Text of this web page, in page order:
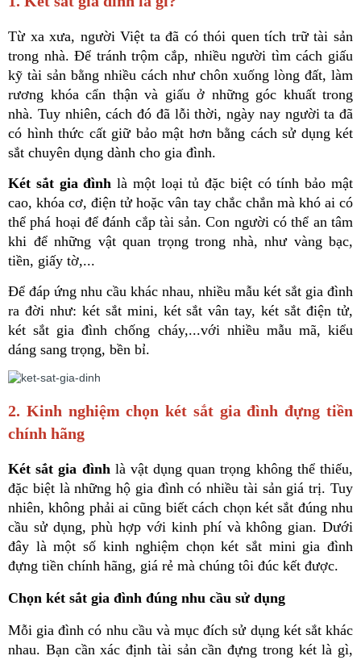
Từ xa xưa, người Việt ta đã có thói quen tích trữ tài sản
trong nhà. Để tránh trộm cắp, nhiều người tìm cách giấu
kỹ tài sản bằng nhiều cách như chôn xuống lòng đất, làm
rương khóa cẩn thận và giấu ở những góc khuất trong
nhà. Tuy nhiên, cách đó đã lỗi thời, ngày nay người ta đã
có hình thức cất giữ bảo mật hơn bằng cách sử dụng két
sắt chuyên dụng dành cho gia đình.
Két sắt gia đình là một loại tủ đặc biệt có tính bảo mật
cao, khóa cơ, điện tử hoặc vân tay chắc chắn mà khó ai có
thể phá hoại để đánh cắp tài sản. Con người có thể an tâm
khi để những vật quan trọng trong nhà, như vàng bạc,
tiền, giấy tờ,...
Để đáp ứng nhu cầu khác nhau, nhiều mẫu két sắt gia đình
ra đời như: két sắt mini, két sắt vân tay, két sắt điện tử,
két sắt gia đình chống cháy,...với nhiều mẫu mã, kiểu
dáng sang trọng, bền bỉ.
2. Kinh nghiệm chọn két sắt gia đình đựng tiền
chính hãng
Két sắt gia đình là vật dụng quan trọng không thể thiếu,
đặc biệt là những hộ gia đình có nhiều tài sản giá trị. Tuy
nhiên, không phải ai cũng biết cách chọn két sắt đúng nhu
cầu sử dụng, phù hợp với kinh phí và không gian. Dưới
đây là một số kinh nghiệm chọn két sắt mini gia đình
đựng tiền chính hãng, giá rẻ mà chúng tôi đúc kết được.
Chọn két sắt gia đình đúng nhu cầu sử dụng
Mỗi gia đình có nhu cầu và mục đích sử dụng két sắt khác
nhau. Bạn cần xác định tài sản cần đựng trong két là gì,